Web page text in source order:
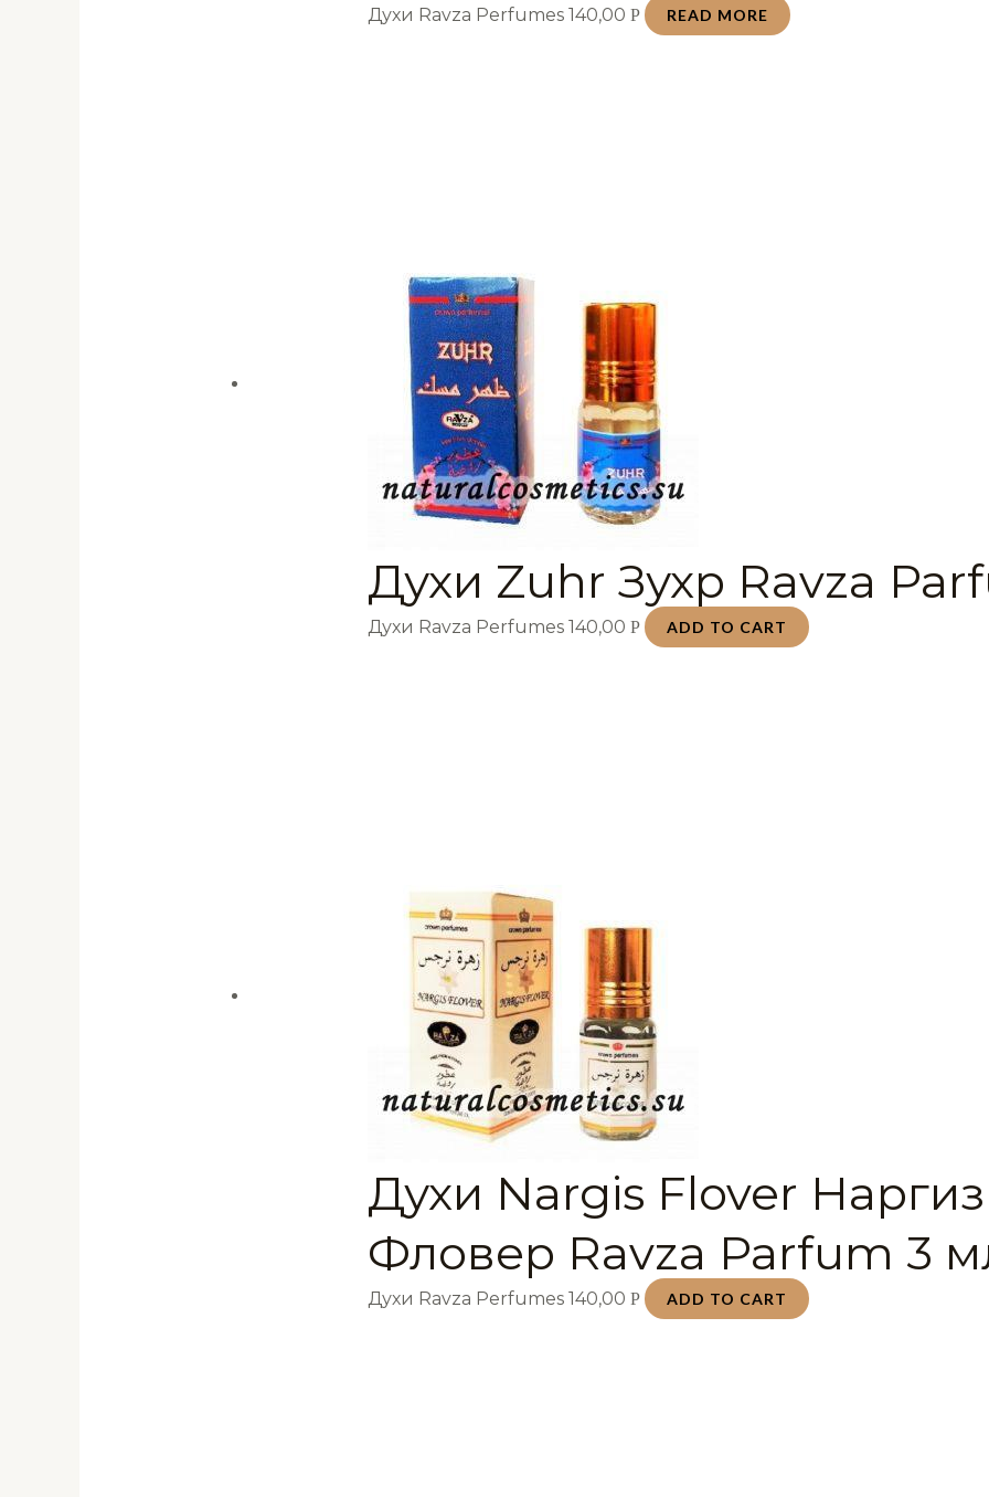
Духи Ravza Perfumes140,00Р READ MORE
Духи Zuhr Зухр Ravza
Духи Ravza Perfumes140,00Р ADD TO CART
Духи Nargis Flover Наргиз
Фловер Ravza Parfum 3
Духи Ravza Perfumes140,00Р ADD TO CART